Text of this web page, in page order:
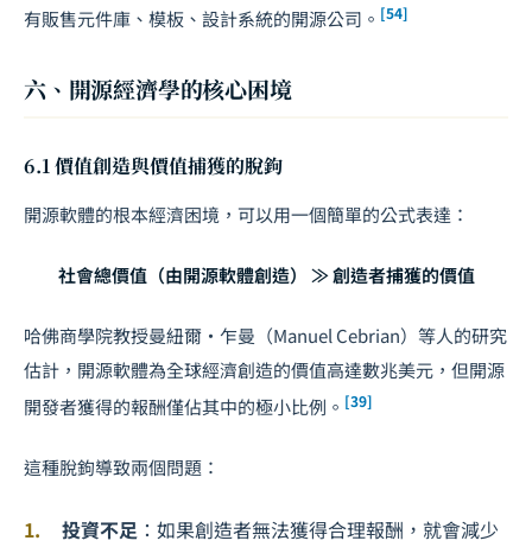
有販售元件庫、模板、設計系統的開源公司。 [54]
六、開源經濟學的核心困境
6.1 價值創造與價值捕獲的脫鉤
開源軟體的根本經濟困境，可以用一個簡單的公式表達：
社會總價值（由開源軟體創造） ≫ 創造者捕獲的價值
哈佛商學院教授曼紐爾・乍曼（Manuel Cebrian）等人的研究
估計，開源軟體為全球經濟創造的價值高達數兆美元，但開源
開發者獲得的報酬僅佔其中的極小比例。 [39]
這種脫鉤導致兩個問題：
投資不足 ：如果創造者無法獲得合理報酬，就會減少